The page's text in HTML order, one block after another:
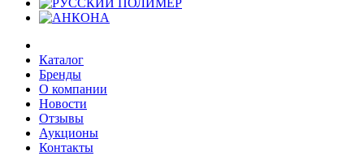
Каталог
Бренды
О компании
Новости
Отзывы
Аукционы
Контакты